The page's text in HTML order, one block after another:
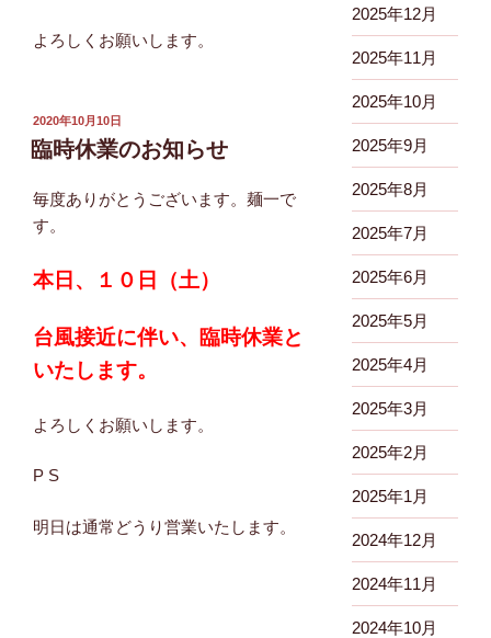
よろしくお願いします。
投
稿
日:
2020年10月10日
臨時休業のお知らせ
毎度ありがとうございます。麺一で
す。
本日、１０日（土）
台風接近に伴い、臨時休業と
いたします。
よろしくお願いします。
P S
明日は通常どうり営業いたします。
2025年12月
2025年11月
2025年10月
2025年9月
2025年8月
2025年7月
2025年6月
2025年5月
2025年4月
2025年3月
2025年2月
2025年1月
2024年12月
2024年11月
2024年10月